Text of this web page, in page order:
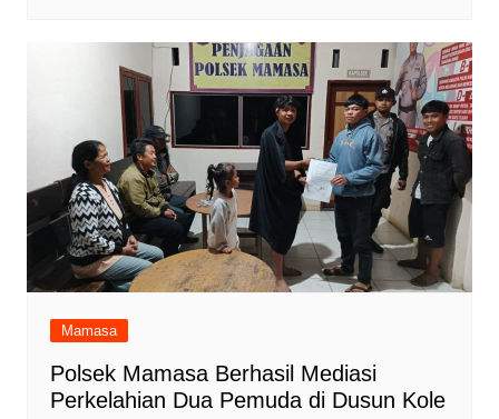
Mamasa
Polsek Mamasa Berhasil Mediasi
Perkelahian Dua Pemuda di Dusun Kole